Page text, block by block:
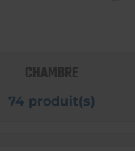
CHAMBRE
74 produit(s)